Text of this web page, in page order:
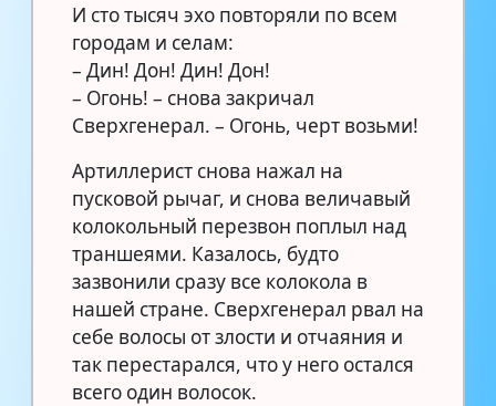
И сто тысяч эхо повторяли по всем
городам и селам:
– Дин! Дон! Дин! Дон!
– Огонь! – снова закричал
Сверхгенерал. – Огонь, черт возьми!
Артиллерист снова нажал на
пусковой рычаг, и снова величавый
колокольный перезвон поплыл над
траншеями. Казалось, будто
зазвонили сразу все колокола в
нашей стране. Сверхгенерал рвал на
себе волосы от злости и отчаяния и
так перестарался, что у него остался
всего один волосок.